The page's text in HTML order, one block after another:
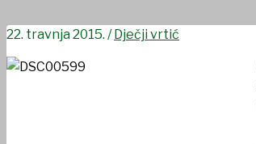
22. travnja 2015. /Dječji vrtić